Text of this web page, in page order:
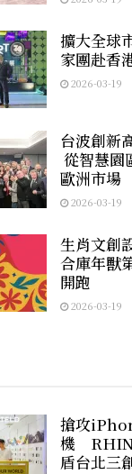
擴大全球
家團赴香
2026-03-19
台波創新
從智慧園
歐洲市場
2026-03-19
生肖文創
合庫年獸
開跑
2026-03-19
搶攻
機
盾台北三